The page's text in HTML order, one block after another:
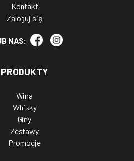
Kontakt
Zaloguj się
NAS:
PRODUKTY
Wina
Whisky
Giny
Zestawy
Promocje